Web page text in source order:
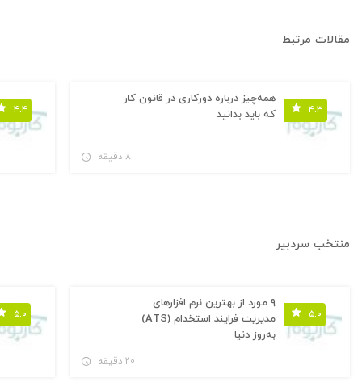
مقالات مرتبط
۴.۳
همه‌چیز درباره دورکاری در قانون کار
که باید بدانید
۸ دقیقه
۴.۴
منتخب سردبیر
۵.۰
۹ مورد از بهترین نرم افزارهای
مدیریت فرایند استخدام (ATS)
به‌روز دنیا
۲۰ دقیقه
۵.۰